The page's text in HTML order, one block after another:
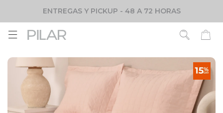
ENTREGAS Y PICKUP - 48 A 72 HORAS
